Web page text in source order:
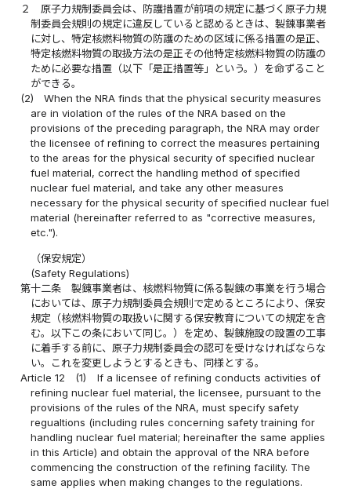
２
原子力規制委員会は、防護措置が前項の規定に基づく原子力規
制委員会規則の規定に違反していると認めるときは、製錬事業者
に対し、特定核燃料物質の防護のための区域に係る措置の是正、
特定核燃料物質の取扱方法の是正その他特定核燃料物質の防護の
ために必要な措置（以下「是正措置等」という。）を命ずること
ができる。
(2)
When the NRA finds that the physical security measures
are in violation of the rules of the NRA based on the
provisions of the preceding paragraph, the NRA may order
the licensee of refining to correct the measures pertaining
to the areas for the physical security of specified nuclear
fuel material, correct the handling method of specified
nuclear fuel material, and take any other measures
necessary for the physical security of specified nuclear fuel
material (hereinafter referred to as "corrective measures,
etc.").
（保安規定）
(Safety Regulations)
第十二条
製錬事業者は、核燃料物質に係る製錬の事業を行う場合
においては、原子力規制委員会規則で定めるところにより、保安
規定（核燃料物質の取扱いに関する保安教育についての規定を含
む。以下この条において同じ。）を定め、製錬施設の設置の工事
に着手する前に、原子力規制委員会の認可を受けなければならな
い。これを変更しようとするときも、同様とする。
Article 12
(1)
If a licensee of refining conducts activities of
refining nuclear fuel material, the licensee, pursuant to the
provisions of the rules of the NRA, must specify safety
regualtions (including rules concerning safety training for
handling nuclear fuel material; hereinafter the same applies
in this Article) and obtain the approval of the NRA before
commencing the construction of the refining facility. The
same applies when making changes to the regulations.